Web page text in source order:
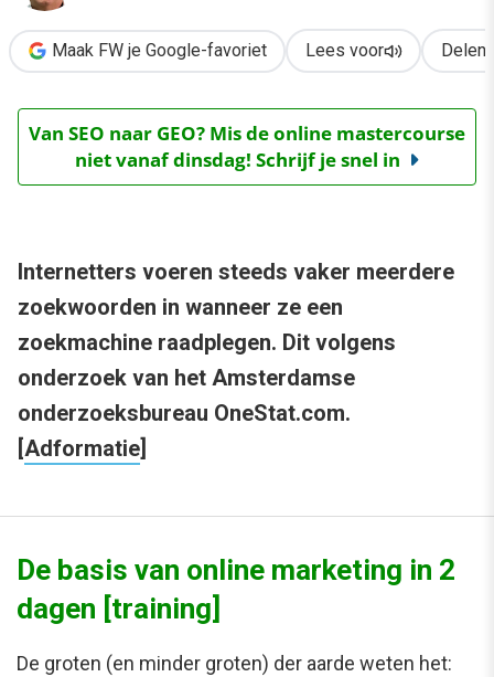
Maak FW je Google-favoriet Lees voor Delen
Van SEO naar GEO? Mis de online mastercourse
niet vanaf dinsdag! Schrijf je snel in
Internetters voeren steeds vaker meerdere
zoekwoorden in wanneer ze een
zoekmachine raadplegen. Dit volgens
onderzoek van het Amsterdamse
onderzoeksbureau OneStat.com.
[Adformatie]
De basis van online marketing in 2
dagen [training]
De groten (en minder groten) der aarde weten het: